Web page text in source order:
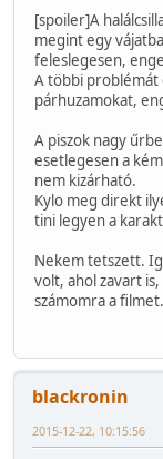
[spoiler]A
megint egy
feleslegesen,
A többi problémát
párhuzamokat,
A piszok nagy
esetlegesen a
nem kizárható.
Kylo meg direkt
tini legyen a
Nekem tetszett.
volt, ahol zavart
számomra a filmet.
blackronin
2015-12-22, 10:15:56